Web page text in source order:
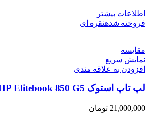
اطلاعات بیشتر
فروخته شدهنقره ای
مقايسه
نمایش سریع
افزودن به علاقه مندی
لپ تاپ استوک HP Elitebook 850 G5
21,000,000 تومان